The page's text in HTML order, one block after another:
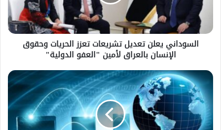
السوداني يعلن تعديل تشريعات تعزز الحريات وحقوق
الإنسان بالعراق لأمين "العفو الدولية"